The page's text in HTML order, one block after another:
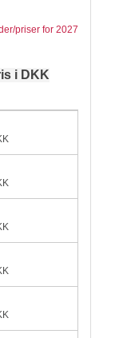
priser for 2027
i DKK